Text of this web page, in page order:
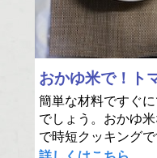
おかゆ米で！ト
簡単な材料ですぐ
でしょう。おかゆ
で時短クッキングで